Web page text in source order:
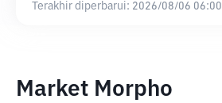
Terakhir diperbarui: 2026/08/06 06:00
Market Morpho